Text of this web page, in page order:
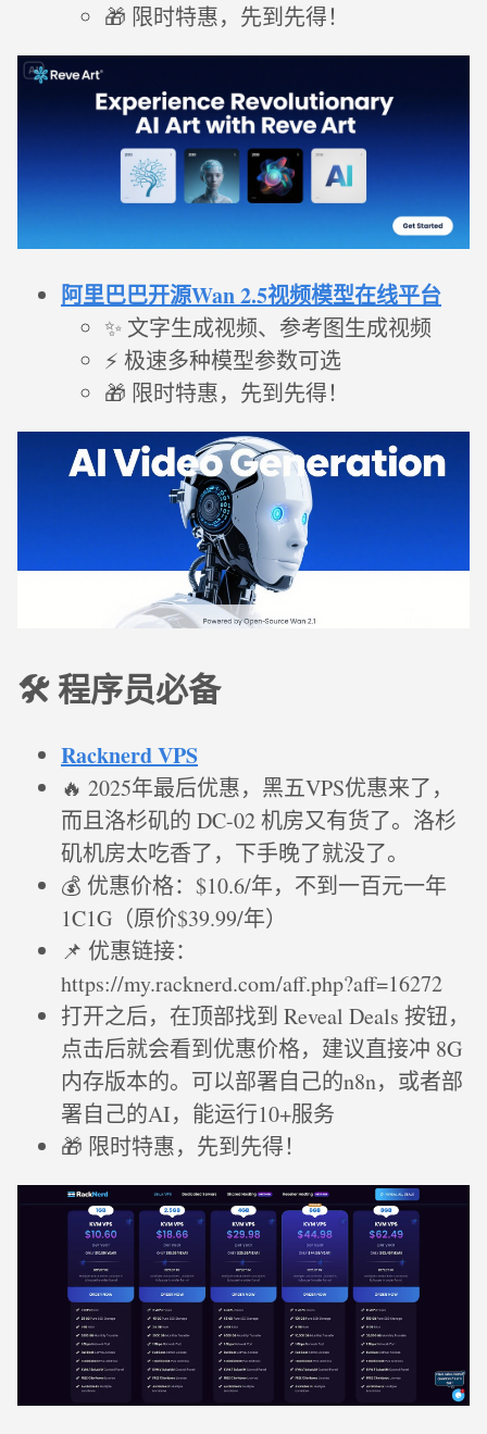
🎁 限时特惠，先到先得！
阿里巴巴开源Wan 2.5视频模型在线平台
✨ 文字生成视频、参考图生成视频
⚡ 极速多种模型参数可选
🎁 限时特惠，先到先得！
🛠️ 程序员必备
Racknerd VPS
🔥 2025年最后优惠，黑五VPS优惠来了，
而且洛杉矶的 DC-02 机房又有货了。洛杉
矶机房太吃香了，下手晚了就没了。
💰 优惠价格：$10.6/年，不到一百元一年
1C1G（原价$39.99/年）
📌 优惠链接：
https://my.racknerd.com/aff.php?aff=16272
打开之后，在顶部找到 Reveal Deals 按钮，
点击后就会看到优惠价格，建议直接冲 8G
内存版本的。可以部署自己的n8n，或者部
署自己的AI，能运行10+服务
🎁 限时特惠，先到先得！